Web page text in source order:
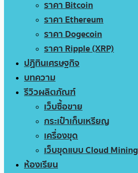
ราคา Bitcoin
ราคา Ethereum
ราคา Dogecoin
ราคา Ripple (XRP)
ปฏิทินเศรษฐกิจ
บทความ
รีวิวผลิตภัณฑ์
เว็บซื้อขาย
กระเป๋าเก็บเหรียญ
เครื่องขุด
เว็บขุดแบบ Cloud Mining
ห้องเรียน